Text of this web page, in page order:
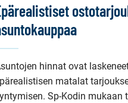
hinnat ovat
matalat
Sp-Kodin mukaan